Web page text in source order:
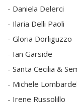
- Daniela Delerci
- Ilaria Delli Paoli
- Gloria Dorliguzzo
- Ian Garside
- Santa Cecilia &
- Michele
- Irene Russolillo